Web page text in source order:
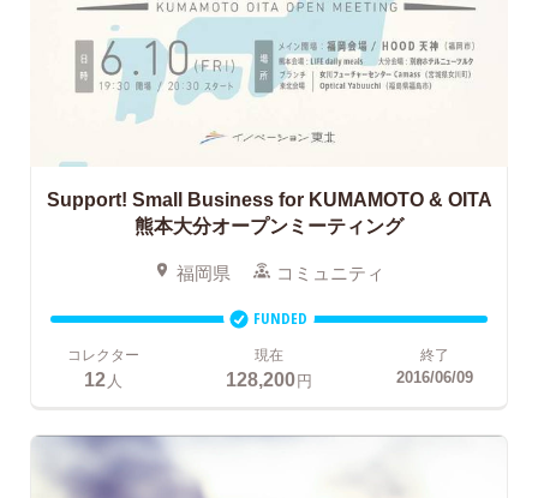
Support! Small Business for KUMAMOTO & OITA
熊本大分オープンミーティング
福岡県 コミュニティ
FUNDED
コレクター
12 人
現在
128,200円
終了
2016/06/09